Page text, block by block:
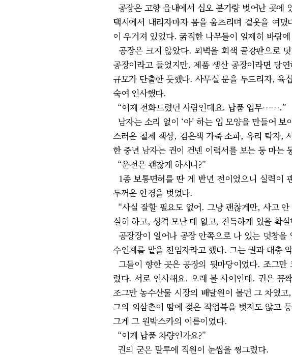
공장은 고향 읍내에서 십오 분가량 벗어난 곳에
택시에서 내리자마자 몸을 움츠리며 겉옷을 여
이 우거져 있었다. 굵직한 나무들이 일제히 바람
공장은 크지 않았다. 외벽을 회색 골강판으로
공장이라고 들었지만, 제품 생산 공장이라면 당
규모가 단출한 듯했다. 사무실 문을 두드리자, 육
숙여 인사했다.
“어제 전화드렸던 사람인데요. 납품 업무…….”
남자는 소리 없이 ‘아’ 하는 입 모양을 만들어
스러운 철제 책상, 검은색 가죽 소파, 유리 탁자,
한 중년 남자는 권이 건넨 이력서를 보는 둥 마는
“운전은 괜찮게 하시나?”
1종 보통면허를 딴 게 반년 전이었으니 실력이
두꺼운 안경을 벗었다.
“사실 잘할 필요도 없어. 그냥 괜찮게만, 사고
실히 하고, 성격 모난 데 없고, 진득하게 있을 확
공장장이 일어나 공장 안쪽으로 나 있는 덧창
수인계를 맡을 전임자라고 했다. 그는 권과 대충
그들이 향한 곳은 공장의 뒷마당이었다. 조그
렸다. 서로 인사해요. 오래 볼 사이인데. 권은 꼼
조그만 농수산물 시장의 배달원이 몰던 그 차였
그의 외삼촌이 땀에 젖은 작업복을 벗지도 않고
그게 그 원박스카의 이름이었다.
“이게 납품 차량인가요?”
권의 굳은 말투에 직원이 눈썹을 찡그렸다.